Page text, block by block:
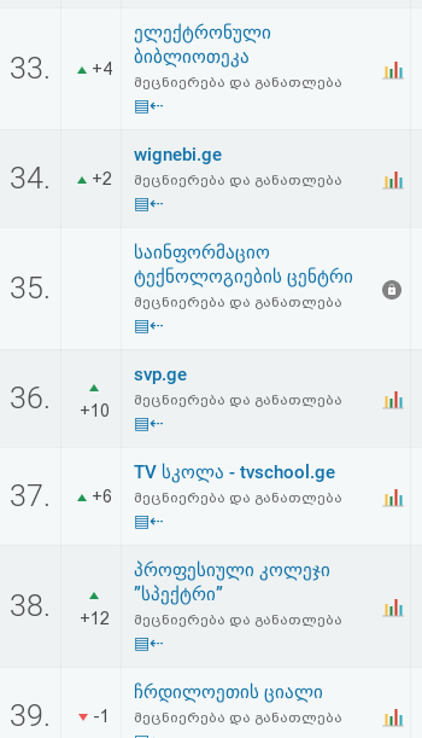
33. +4
ელექტრონული
ბიბლიოთეკა
მეცნიერება და განათლება
▤⇠
34. +2
wignebi.ge
მეცნიერება და განათლება
▤⇠
35.
საინფორმაციო
ტექნოლოგიების ცენტრი
მეცნიერება და განათლება
▤⇠
36. +10
svp.ge
მეცნიერება და განათლება
▤⇠
37. +6
TV სკოლა - tvschool.ge
მეცნიერება და განათლება
▤⇠
38. +12
პროფესიული კოლეჯი
”სპექტრი”
მეცნიერება და განათლება
▤⇠
39. -1
ჩრდილოეთის ციალი
მეცნიერება და განათლება